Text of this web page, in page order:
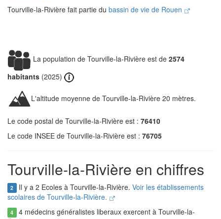
Tourville-la-Rivière fait partie du bassin de vie de Rouen
La population de Tourville-la-Rivière est de 2574
habitants (2025)
L'altitude moyenne de Tourville-la-Rivière 20 mètres.
Le code postal de Tourville-la-Rivière est : 76410
Le code INSEE de Tourville-la-Rivière est : 76705
Tourville-la-Rivière en chiffres
2 Il y a 2 Ecoles à Tourville-la-Rivière. Voir les établissements
scolaires de Tourville-la-Rivière.
4 4 médecins généralistes liberaux exercent à Tourville-la-